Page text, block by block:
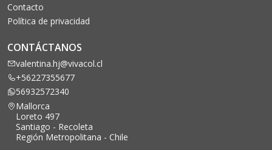
Contacto
Política de privacidad
CONTÁCTANOS
valentina.hj@vivacol.cl
+56227355677
56932572340
Mallorca
Loreto 497
Santiago - Recoleta
Región Metropolitana - Chile